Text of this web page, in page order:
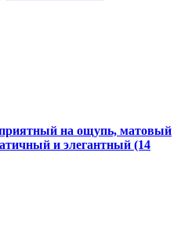
на ощупь, матовый
и элегантный (14